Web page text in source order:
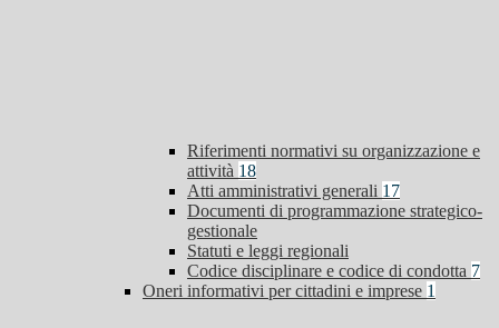
Riferimenti normativi su organizzazione e
attività 18
Atti amministrativi generali 17
Documenti di programmazione strategico-
gestionale
Statuti e leggi regionali
Codice disciplinare e codice di condotta 7
Oneri informativi per cittadini e imprese 1